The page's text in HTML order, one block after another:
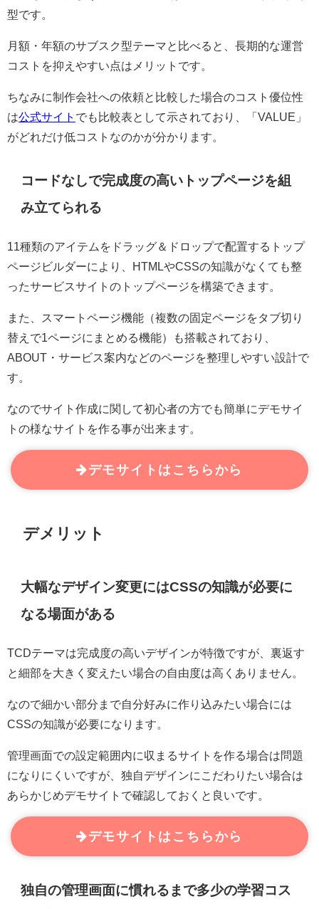
型です。
月額・年額のサブスク型テーマと比べると、長期的な運営
コストを抑えやすい点はメリットです。
ちなみに制作会社への依頼と比較した場合のコスト優位性
は公式サイト でも比較表として示されており、「VALUE」
がどれだけ低コストなのかが分かります。
コードなしで完成度の高いトップページを組
み立てられる
11種類のアイテムをドラッグ＆ドロップで配置するトップ
ページビルダーにより、HTMLやCSSの知識がなくても整
ったサービスサイトのトップページを構築できます。
また、スマートページ機能（複数の固定ページをタブ切り
替えで1ページにまとめる機能）も搭載されており、
ABOUT・サービス案内などのページを整理しやすい設計で
す。
なのでサイト作成に関して初心者の方でも簡単にデモサイ
トの様なサイトを作る事が出来ます。
デモサイトはこちらから
デメリット
大幅なデザイン変更にはCSSの知識が必要に
なる場面がある
TCDテーマは完成度の高いデザインが特徴ですが、裏返す
と細部を大きく変えたい場合の自由度は高くありません。
なので細かい部分まで自分好みに作り込みたい場合には
CSSの知識が必要になります。
管理画面での設定範囲内に収まるサイトを作る場合は問題
になりにくいですが、独自デザインにこだわりたい場合は
あらかじめデモサイトで確認しておくと良いです。
デモサイトはこちらから
独自の管理画面に慣れるまで多少の学習コス